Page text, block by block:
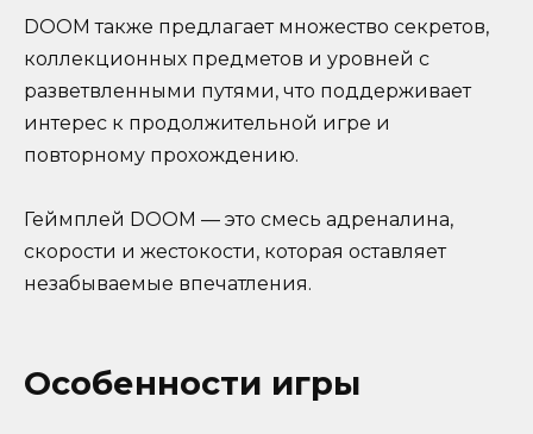
DOOM также предлагает множество секретов,
коллекционных предметов и уровней с
разветвленными путями, что поддерживает
интерес к продолжительной игре и
повторному прохождению.
Геймплей DOOM — это смесь адреналина,
скорости и жестокости, которая оставляет
незабываемые впечатления.
Особенности игры